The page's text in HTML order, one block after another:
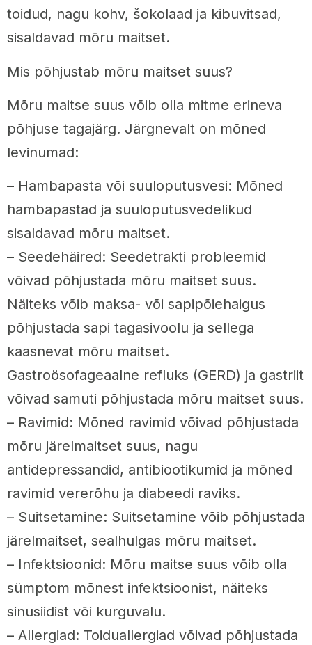
toidud, nagu kohv, šokolaad ja kibuvitsad,
sisaldavad mõru maitset.
Mis põhjustab mõru maitset suus?
Mõru maitse suus võib olla mitme erineva
põhjuse tagajärg. Järgnevalt on mõned
levinumad:
– Hambapasta või suuloputusvesi: Mõned
hambapastad ja suuloputusvedelikud
sisaldavad mõru maitset.
– Seedehäired: Seedetrakti probleemid
võivad põhjustada mõru maitset suus.
Näiteks võib maksa- või sapipõiehaigus
põhjustada sapi tagasivoolu ja sellega
kaasnevat mõru maitset.
Gastroösofageaalne refluks (GERD) ja gastriit
võivad samuti põhjustada mõru maitset suus.
– Ravimid: Mõned ravimid võivad põhjustada
mõru järelmaitset suus, nagu
antidepressandid, antibiootikumid ja mõned
ravimid vererõhu ja diabeedi raviks.
– Suitsetamine: Suitsetamine võib põhjustada
järelmaitset, sealhulgas mõru maitset.
– Infektsioonid: Mõru maitse suus võib olla
sümptom mõnest infektsioonist, näiteks
sinusiidist või kurguvalu.
– Allergiad: Toiduallergiad võivad põhjustada